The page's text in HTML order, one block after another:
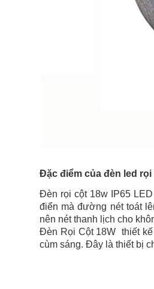
Đặc điểm của đèn led rọi
Đèn rọi cột 18w IP65
điển mà đường nét toát
nên nét thanh lịch cho
Đèn Rọi Cột 18W thiết
cùm sáng. Đây là thiết bị
Lớp vỏ của thiết bị được
kế ở các điểm lắp ráp